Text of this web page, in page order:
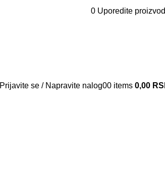
0 Uporedite
Prijavite se / Napravite nalog00 items 0,00